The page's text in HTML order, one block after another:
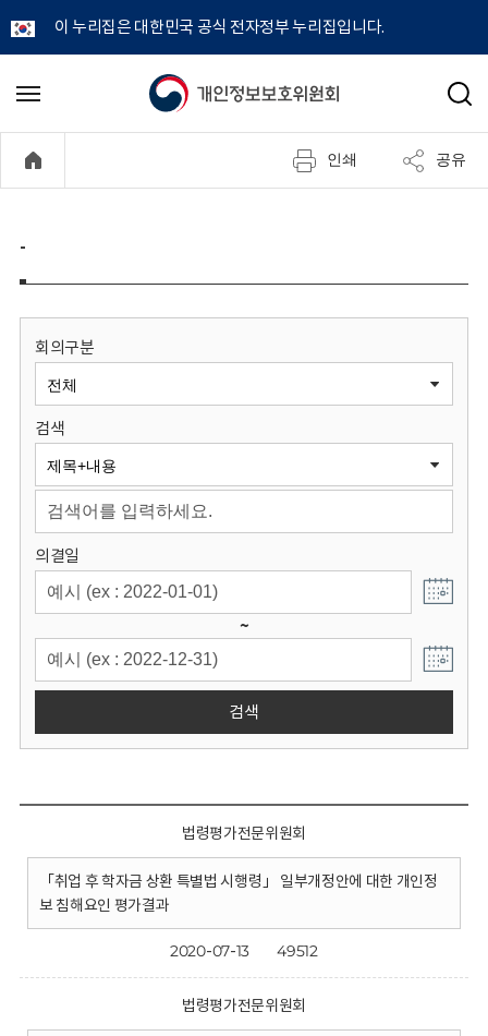
이 누리집은 대한민국 공식 전자정부 누리집입니다.
개
정
보
원
회
메
기
검
인쇄 공유
-
회의구분
검색
의결일
~
검색
법령평가전문위원회
「취업 후 학자금 상환 특별법 시행령」 일부개정안에 대한 개인정
보 침해요인 평가결과
2020-07-13 49512
법령평가전문위원회